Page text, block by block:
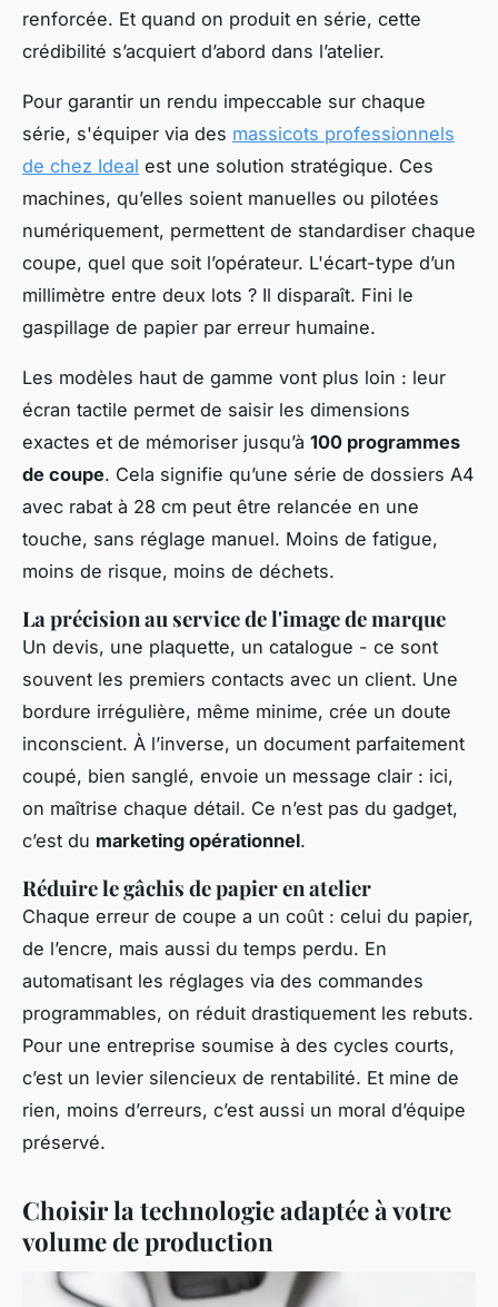
renforcée. Et quand on produit en série, cette
crédibilité s’acquiert d’abord dans l’atelier.
Pour garantir un rendu impeccable sur chaque
série, s'équiper via des massicots professionnels
de chez Ideal est une solution stratégique. Ces
machines, qu’elles soient manuelles ou pilotées
numériquement, permettent de standardiser chaque
coupe, quel que soit l’opérateur. L'écart-type d’un
millimètre entre deux lots ? Il disparaît. Fini le
gaspillage de papier par erreur humaine.
Les modèles haut de gamme vont plus loin : leur
écran tactile permet de saisir les dimensions
exactes et de mémoriser jusqu’à 100 programmes
de coupe. Cela signifie qu’une série de dossiers A4
avec rabat à 28 cm peut être relancée en une
touche, sans réglage manuel. Moins de fatigue,
moins de risque, moins de déchets.
La précision au service de l'image de marque
Un devis, une plaquette, un catalogue - ce sont
souvent les premiers contacts avec un client. Une
bordure irrégulière, même minime, crée un doute
inconscient. À l’inverse, un document parfaitement
coupé, bien sanglé, envoie un message clair : ici,
on maîtrise chaque détail. Ce n’est pas du gadget,
c’est du marketing opérationnel.
Réduire le gâchis de papier en atelier
Chaque erreur de coupe a un coût : celui du papier,
de l’encre, mais aussi du temps perdu. En
automatisant les réglages via des commandes
programmables, on réduit drastiquement les rebuts.
Pour une entreprise soumise à des cycles courts,
c’est un levier silencieux de rentabilité. Et mine de
rien, moins d’erreurs, c’est aussi un moral d’équipe
préservé.
Choisir la technologie adaptée à votre
volume de production